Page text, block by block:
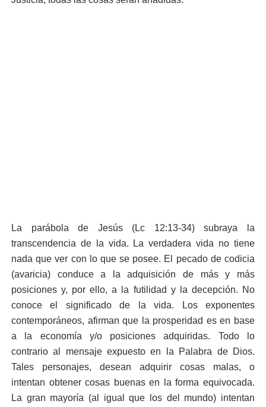
La parábola de Jesús (Lc 12:13-34) subraya la
transcendencia de la vida. La verdadera vida no tiene
nada que ver con lo que se posee. El pecado de codicia
(avaricia) conduce a la adquisición de más y más
posiciones y, por ello, a la futilidad y la decepción. No
conoce el significado de la vida. Los exponentes
contemporáneos, afirman que la prosperidad es en base
a la economía y/o posiciones adquiridas. Todo lo
contrario al mensaje expuesto en la Palabra de Dios.
Tales personajes, desean adquirir cosas malas, o
intentan obtener cosas buenas en la forma equivocada.
La gran mayoría (al igual que los del mundo) intentan